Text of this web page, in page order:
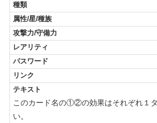
このカード名の①②の効果はそれぞれ１
い。